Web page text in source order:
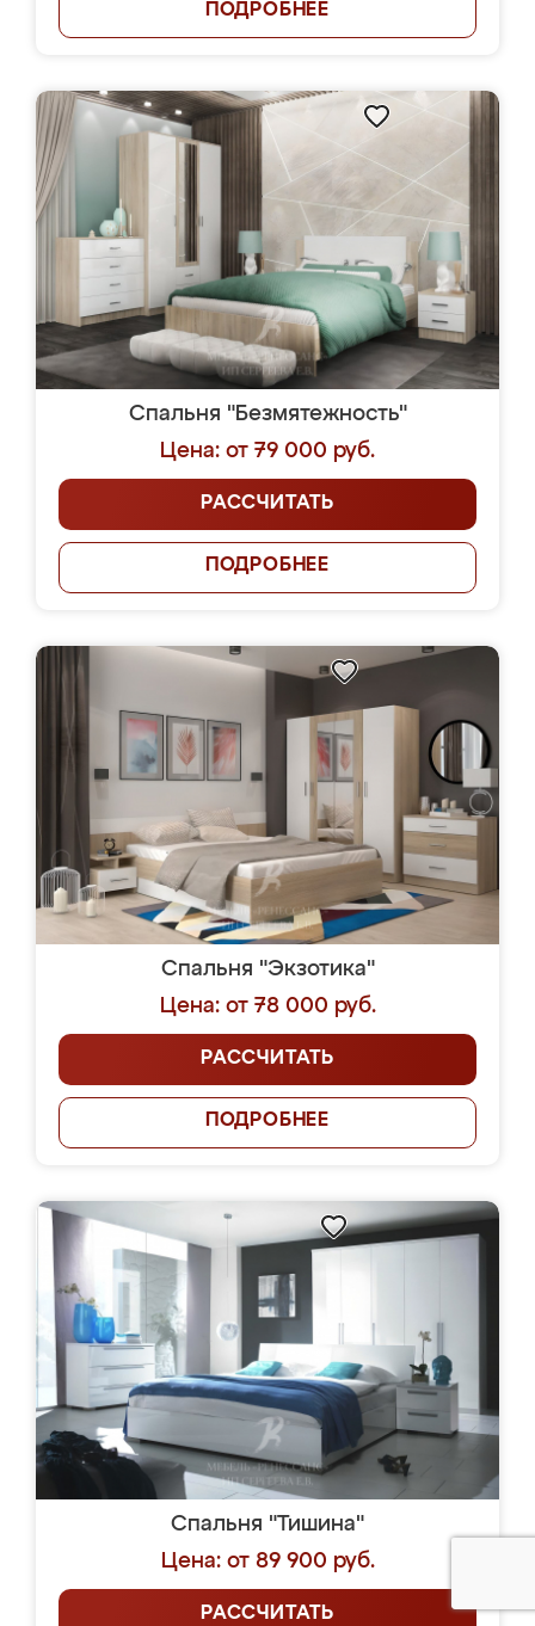
ПОДРОБНЕЕ
Спальня "Безмятежность"
Цена: от 79 000 руб.
РАССЧИТАТЬ
ПОДРОБНЕЕ
Спальня "Экзотика"
Цена: от 78 000 руб.
РАССЧИТАТЬ
ПОДРОБНЕЕ
Спальня "Тишина"
Цена: от 89 900 руб.
РАССЧИТАТЬ